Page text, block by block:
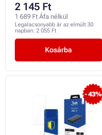
2 145 Ft
1 689 Ft Áfa nélkül
Legalacsonyabb ár az elmúlt 30
napban: 2 055 Ft
Kosárba
- 43%